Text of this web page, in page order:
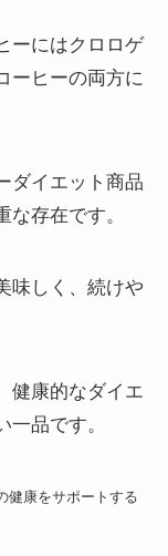
ーにはクロロゲ
ーヒーの両方に
ダイエット商品
存在です。
味しく、続けや
健康的なダイエ
品です。
健康をサポートする